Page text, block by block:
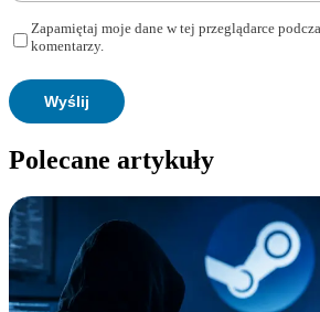
Zapamiętaj moje dane w tej przeglądarce
komentarzy.
Polecane artykuły